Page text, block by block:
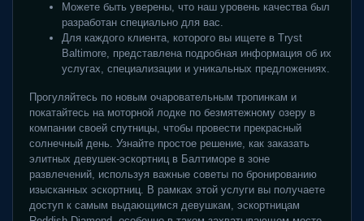
Можете быть уверены, что наш уровень качества был
разработан специально для вас.
Для каждого клиента, которого вы ищете в Tryst
Baltimore, представлена ​​подробная информация об их
услугах, специализации и уникальных предложениях.
Прогуляйтесь по новым очаровательным тропинкам и
покатайтесь на моторной лодке по безмятежному озеру в
компании своей спутницы, чтобы провести прекрасный
солнечный день. Узнайте простое решение, как заказать
элитных девушек-эскортниц в Балтиморе в зоне
развлечений, используя важные советы по бронированию
изысканных эскортниц. В рамках этой услуги вы получаете
доступ к самым выдающимся девушкам, эскортницам